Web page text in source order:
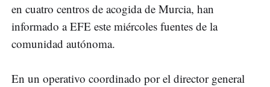
en cuatro centros de acogida de Murcia, han
informado a EFE este miércoles fuentes de la
comunidad autónoma.
En un operativo coordinado por el director general